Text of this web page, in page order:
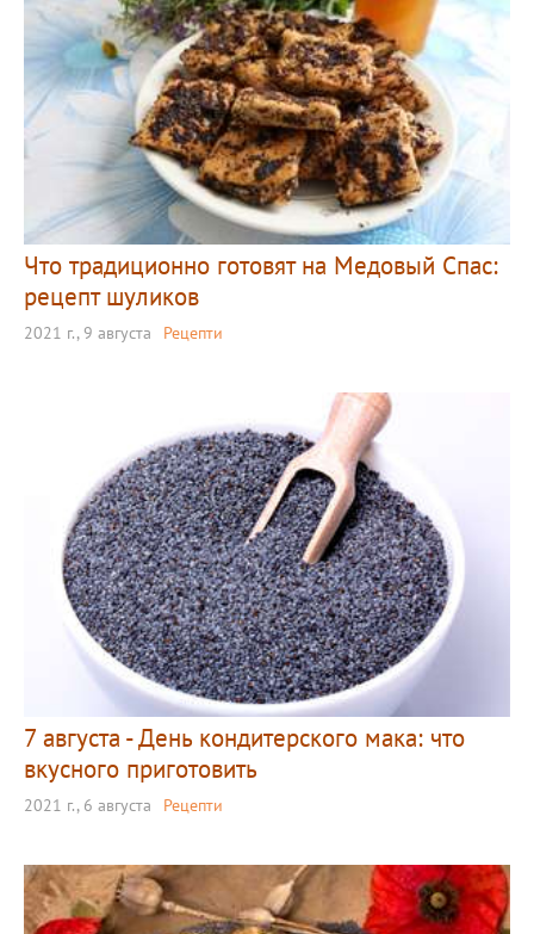
Что традиционно готовят на Медовый Спас:
рецепт шуликов
2021 г., 9 августа Рецепти
7 августа - День кондитерского мака: что
вкусного приготовить
2021 г., 6 августа Рецепти